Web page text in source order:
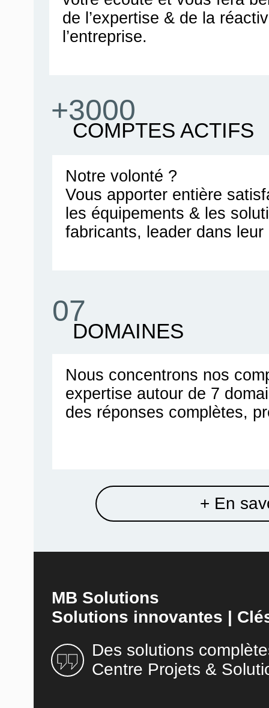
+3000
de l’expertise & de la
l’entreprise.
07
COMPTES ACTIFS
DOMAINES
Notre volonté ?
Vous apporter entière
les équipements & les
fabricants, leader dans leur
Nous concentrons nos
expertise autour de 7
des réponses complètes,
+ En
MB Solutions
Solutions innovantes |
Des solutions
Centre Projets &